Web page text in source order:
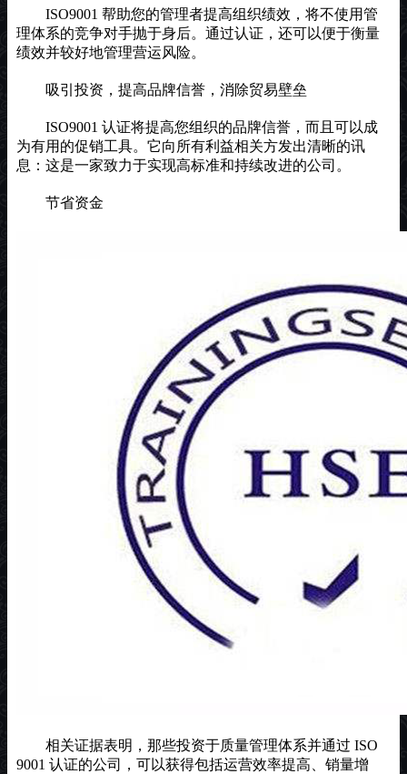
ISO9001 帮助您的管理者提高组织绩效，将不使用管
理体系的竞争对手抛于身后。通过认证，还可以便于衡量
绩效并较好地管理营运风险。
吸引投资，提高品牌信誉，消除贸易壁垒
ISO9001 认证将提高您组织的品牌信誉，而且可以成
为有用的促销工具。它向所有利益相关方发出清晰的讯
息：这是一家致力于实现高标准和持续改进的公司。
节省资金
相关证据表明，那些投资于质量管理体系并通过 ISO
9001 认证的公司，可以获得包括运营效率提高、销量增